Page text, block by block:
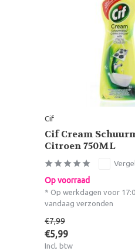
Cif
Cif Cream
Citroen 750ML
Op voorraad
* Op werkdagen voor
vandaag verzonden
€7,99
€5,99
Incl. btw